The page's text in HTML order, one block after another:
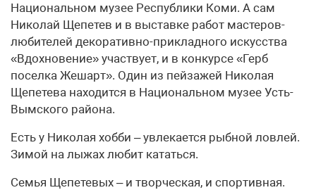
Национальном музее Республики Коми. А сам
Николай Щепетев и в выставке работ мастеров-
любителей декоративно-прикладного искусства
«Вдохновение» участвует, и в конкурсе «Герб
поселка Жешарт». Один из пейзажей Николая
Щепетева находится в Национальном музее Усть-
Вымского района.
Есть у Николая хобби – увлекается рыбной ловлей.
Зимой на лыжах любит кататься.
Семья Щепетевых – и творческая, и спортивная.